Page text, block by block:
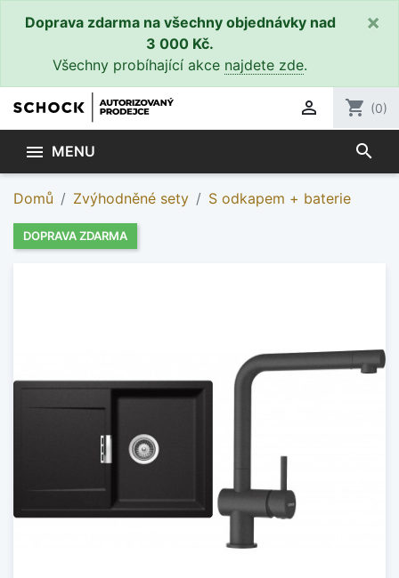
Doprava zdarma na všechny objednávky nad
3 000 Kč.
Všechny probíhající akce najdete zde.
×
 shopping_cart (0)
 MENU search
Domů Zvýhodněné sety S odkapem + baterie
DOPRAVA ZDARMA